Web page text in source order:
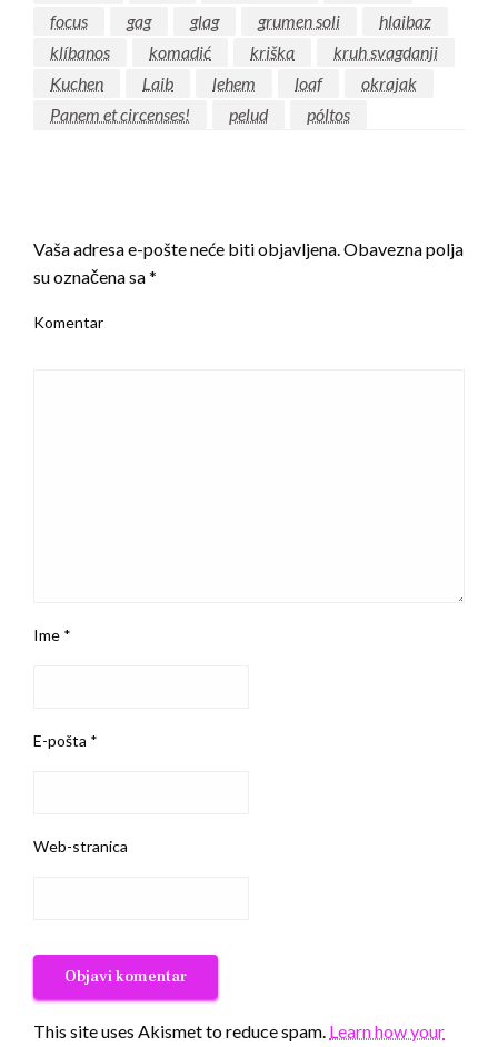
focus
gag glag grumen soli
hlaibaz
klíbanos
komadić kriška
kruh svagdanji
Kuchen
Laib lehem loaf
okrajak
Panem et circenses!
pelud póltos
Vaša adresa e-pošte neće biti objavljena.Obavezna polja
su označena sa*
Komentar
Ime *
E-pošta *
Web-stranica
This site uses Akismet to reduce spam. Learn how your